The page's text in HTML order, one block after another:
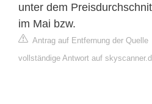
unter dem
im Mai bzw.
Antrag auf Entfernung der Quelle
vollständige Antwort auf